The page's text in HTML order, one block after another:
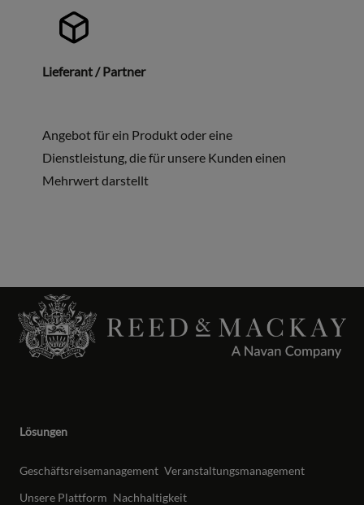
Lieferant / Partner
Angebot für ein Produkt oder eine
Dienstleistung, die für unsere Kunden einen
Mehrwert darstellt
Lösungen
Geschäftsreisemanagement Veranstaltungsmanagement
Unsere Plattform Nachhaltigkeit